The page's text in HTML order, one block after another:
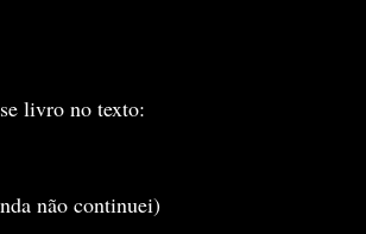
livro no texto:
não continuei)